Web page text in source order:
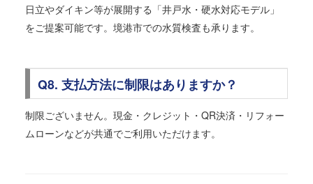
日立やダイキン等が展開する「井戸水・硬水対応モデル」
をご提案可能です。境港市での水質検査も承ります。
Q8. 支払方法に制限はありますか？
制限ございません。現金・クレジット・QR決済・リフォー
ムローンなどが共通でご利用いただけます。